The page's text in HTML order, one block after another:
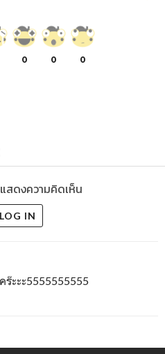
0 0 0
สดงความคิดเห็น
LOG IN
ะะะ5555555555